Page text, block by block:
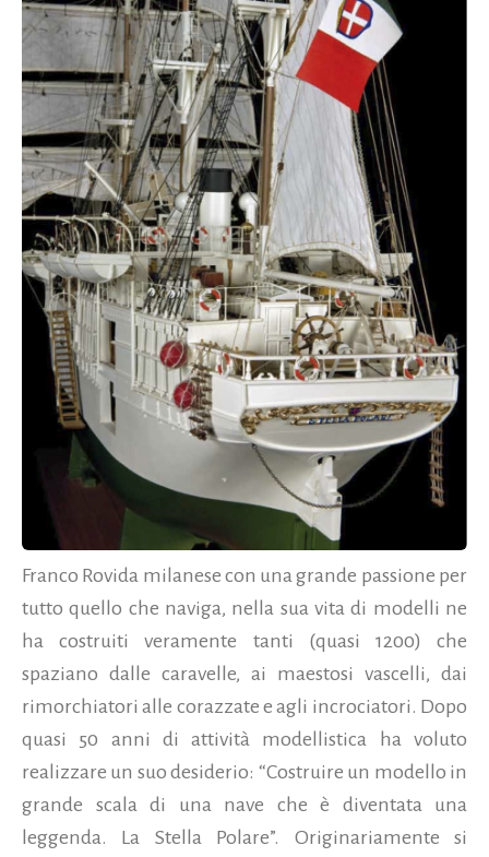
Franco Rovida milanese con una grande passione per
tutto quello che naviga, nella sua vita di modelli ne
ha costruiti veramente tanti (quasi 1200) che
spaziano dalle caravelle, ai maestosi vascelli, dai
rimorchiatori alle corazzate e agli incrociatori. Dopo
quasi 50 anni di attività modellistica ha voluto
realizzare un suo desiderio: “Costruire un modello in
grande scala di una nave che è diventata una
leggenda. La Stella Polare”. Originariamente si